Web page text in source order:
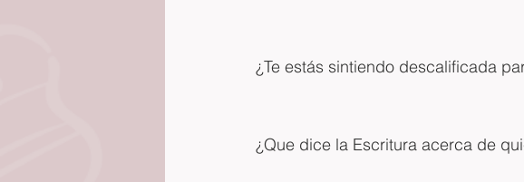
¿Te estás sintiendo descalificada
¿Que dice la Escritura acerca de